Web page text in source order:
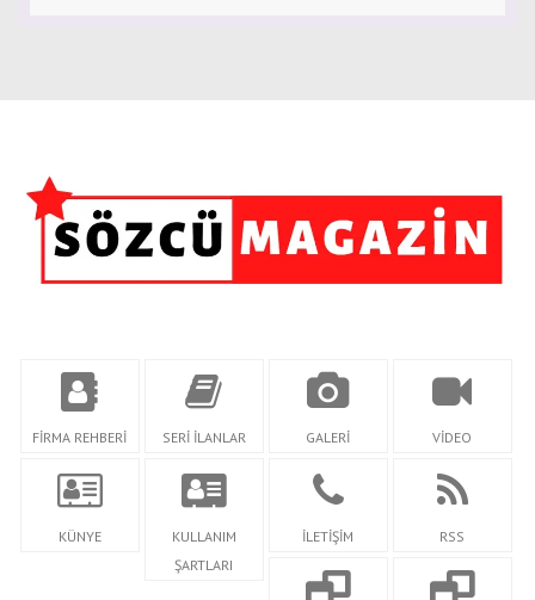
FİRMA REHBERİ SERİ İLANLAR GALERİ VİDEO
KÜNYE
KULLANIM
ŞARTLARI
İLETİŞİM RSS